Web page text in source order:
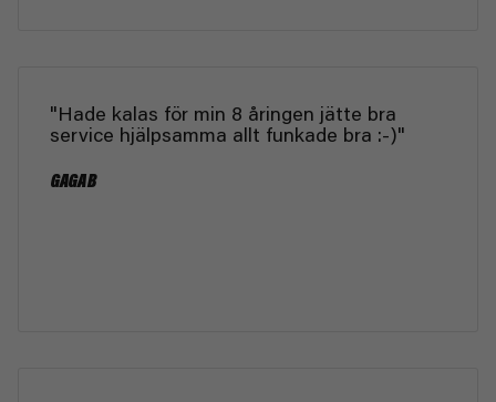
"Hade kalas för min 8 åringen jätte bra
service hjälpsamma allt funkade bra :-)"
GAGA B